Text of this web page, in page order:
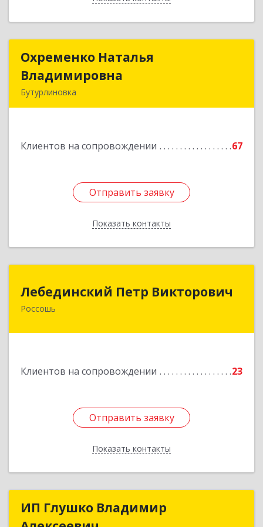
Охременко Наталья
Владимировна
Бутурлиновка
Клиентов на сопровождении 67
Отправить заявку
Показать контакты
Охременко Наталья
Отправить заявку
Назад
Лебединский Петр Викторович
Россошь
Клиентов на сопровождении 23
Отправить заявку
Показать контакты
Лебединский Петр Викторович
396650, Воронежская обл., г. Россошь, пер.
Отправить заявку
Назад
ИП Глушко ВладимирИП Глушко Владимир